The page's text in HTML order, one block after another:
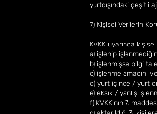
yurtdışındaki çeşitli
7) Kişisel Verilerin
KVKK uyarınca
a) işlenip
b) işlenmişse bilgi
c) işlenme amacını
d) yurt içinde / yurt
e) eksik / yanlış
f) KVKK'nın 7.